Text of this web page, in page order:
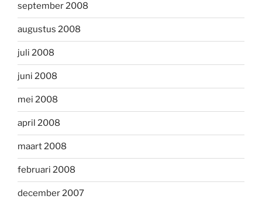
september 2008
augustus 2008
juli 2008
juni 2008
mei 2008
april 2008
maart 2008
februari 2008
december 2007